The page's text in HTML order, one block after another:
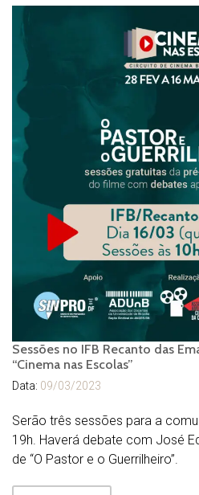
Sessões no IFB Recanto das
“Cinema nas Escolas”
Data: 09/03/2023
Serão três sessões para a
19h. Haverá debate com José
de “O Pastor e o Guerrilheiro”.